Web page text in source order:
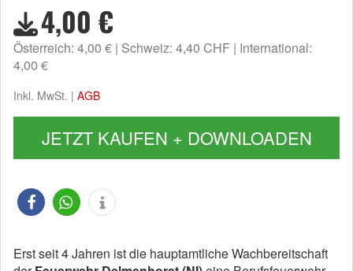
4,00 €
Österreich: 4,00 € Schweiz: 4,40 CHF International:
4,00 €
Inkl. MwSt. | AGB
JETZT KAUFEN + DOWNLOADEN
Erst seit 4 Jahren ist die hauptamtliche Wachbereitschaft